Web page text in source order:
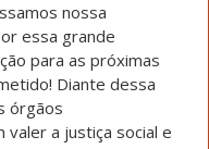
nossa
essa grande
para as próximas
Diante dessa
órgãos
valer a justiça social e